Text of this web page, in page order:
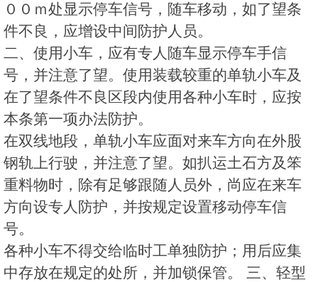
００ｍ处显示停车信号，随车移动，如了望条
件不良，应增设中间防护人员。
二、使用小车，应有专人随车显示停车手信
号，并注意了望。使用装载较重的单轨小车及
在了望条件不良区段内使用各种小车时，应按
本条第一项办法防护。
在双线地段，单轨小车应面对来车方向在外股
钢轨上行驶，并注意了望。如扒运土石方及笨
重料物时，除有足够跟随人员外，尚应在来车
方向设专人防护，并按规定设置移动停车信
号。
各种小车不得交给临时工单独防护；用后应集
中存放在规定的处所，并加锁保管。 三、轻型